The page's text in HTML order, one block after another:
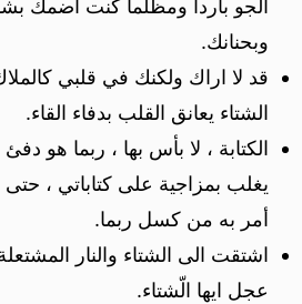
الجو باردا ومظلما كنت أضمك
وبحنانك.
قد لا اراك ولكنك في قلبي
الشتاء يعانق القلب بدفاء القاء.
الكتابة ، لا بأس بها ، ربما هو
يغلب بمزاجية على كتاباتي ، حتى
أمر به من كسل ربما.
اشتقت الى الشتاء والنار
عجل ايها الّشتاء.